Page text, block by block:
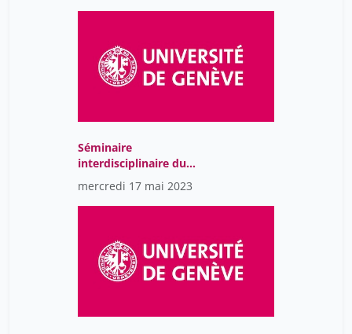
Séminaire
interdisciplinaire du
Centre Jean Piaget
mercredi 17 mai 2023